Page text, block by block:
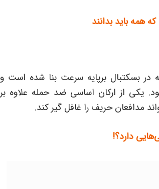
همه باید بدانند
بسکتبال برپایه سرعت بنا شده است و
یکی از ارکان اساسی ضد حمله علاوه بر
مدافعان حریف را غافل گیر کند.
دارد؟!